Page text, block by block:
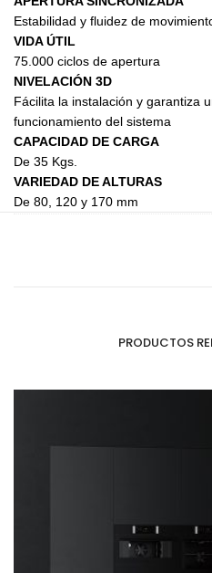
Estabilidad y fluidez de
VIDA ÚTIL
75.000 ciclos de apertura
NIVELACIÓN 3D
Fácilita la instalación y garantiza
funcionamiento del sistema
CAPACIDAD DE CARGA
De 35 Kgs.
VARIEDAD DE ALTURAS
De 80, 120 y 170 mm
PRODUCTOS